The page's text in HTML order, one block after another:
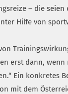
– die
Hilfe von
erst dann,
Ein konkretes
mit dem